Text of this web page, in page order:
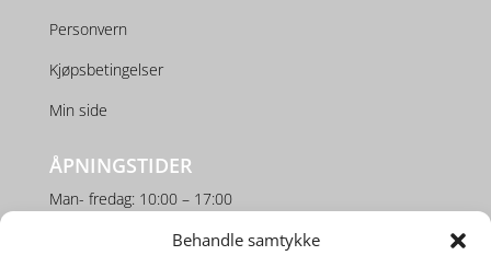
Behandle samtykke
Personvern
Kjøpsbetingelser
Min side
ÅPNINGSTIDER
Man- fredag: 10:00 – 17:00
Lørdag: 10:00 – 16:00